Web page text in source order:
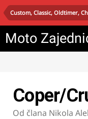
Custom, Classic, Oldtimer,
Moto
Coper/
Od člana Nikola